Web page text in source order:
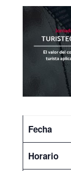
Fecha
Horario